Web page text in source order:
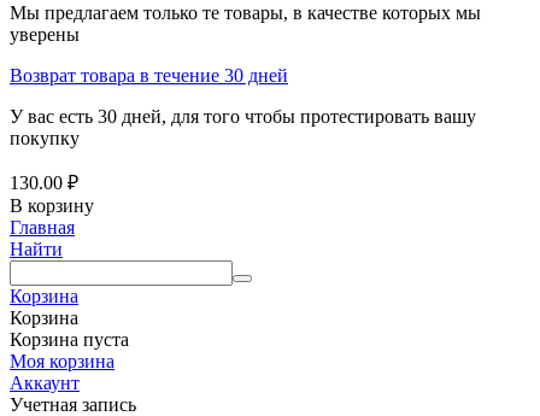
Мы предлагаем только те товары, в качестве которых мы
уверены
Возврат товара в течение 30 дней
У вас есть 30 дней, для того чтобы протестировать вашу
покупку
130.00 ₽
В корзину
Главная
Найти
Корзина
Корзина
Корзина пуста
Моя корзина
Аккаунт
Учетная запись